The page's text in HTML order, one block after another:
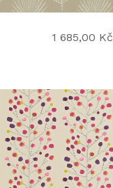
1 685,00 Kč